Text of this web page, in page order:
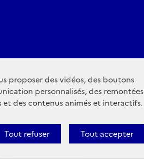
proposer des vidéos, des boutons
personnalisés, des remontées
des contenus animés et interactifs.
Tout accepter
Tout refuser